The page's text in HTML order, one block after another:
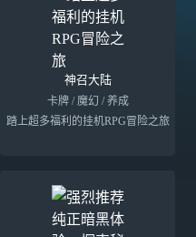
神召大陆
卡牌 / 魔幻 / 养成
踏上超多福利的挂机RPG冒险之旅